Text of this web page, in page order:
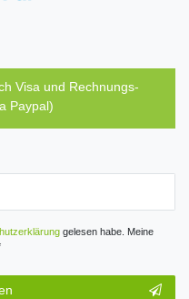
Visa und Rechnungs-
Paypal)
gelesen habe. Meine